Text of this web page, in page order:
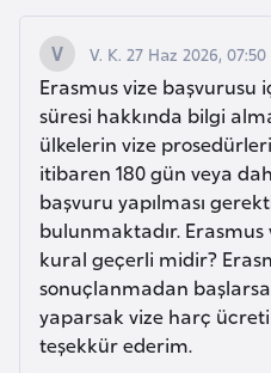
e
ş
l
e
m
l
e
r
i
V. K. 27 Haz 2026, 07:50
Erasmus vize
süresi hakkında bilgi
ülkelerin vize
itibaren 180 gün veya
başvuru yapılması
bulunmaktadır.
kural geçerli midir?
sonuçlanmadan
yaparsak vize harç ücreti
teşekkür ederim.
u
s
t
u
r
y
a
A
z
e